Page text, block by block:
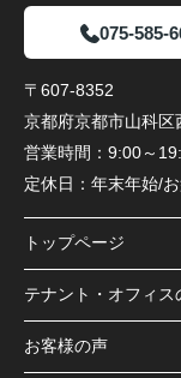
075-585-
〒607-8352
京都府京都市山科区
営業時間： 9:00～
定休日： 年末年始/
トップページ
テナント・オフィス
お客様の声